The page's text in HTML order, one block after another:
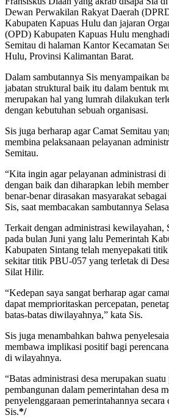
Dewan Perwakilan Rakyat Daerah
Kabupaten Kapuas Hulu dan jajaran
(OPD) Kabupaten Kapuas Hulu
Semitau di halaman Kantor Kecamatan
Hulu, Provinsi Kalimantan Barat.
Dalam sambutannya Sis menyampaikan
jabatan struktural baik itu dalam bentuk
merupakan hal yang lumrah dilakukan
dengan kebutuhan sebuah organisasi.
Sis juga berharap agar Camat Semitau
membina pelaksanaan pelayanan
Semitau.
“Kita ingin agar pelayanan administrasi di
dengan baik dan diharapkan lebih
benar-benar dirasakan masyarakat
Sis, saat membacakan sambutannya
Terkait dengan administrasi kewilayahan,
pada bulan Juni yang lalu Pemerintah
Kabupaten Sintang telah menyepakati titik
sekitar titik PBU-057 yang terletak di
Silat Hilir.
“Kedepan saya sangat berharap agar
dapat memprioritaskan percepatan,
batas-batas diwilayahnya,” kata Sis.
Sis juga menambahkan bahwa
membawa implikasi positif bagi
di wilayahnya.
“Batas administrasi desa merupakan
pembangunan dalam pemerintahan desa
penyelenggaraan pemerintahannya
Sis.*/